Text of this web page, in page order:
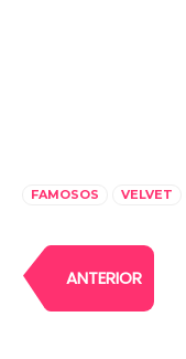
FAMOSOS VELVET
ANTERIOR